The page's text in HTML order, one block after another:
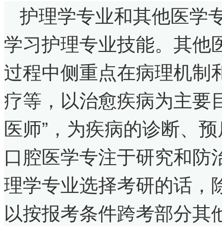
护理学专业和其他医学
学习护理专业技能。其他
过程中侧重点在病理机制
疗等，以治愈疾病为主要
医师”，为疾病的诊断、
口腔医学专注于研究和
理学专业选择考研的话，
以按报考条件跨考部分其